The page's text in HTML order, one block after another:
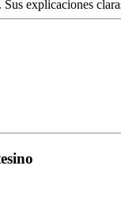
explicaciones